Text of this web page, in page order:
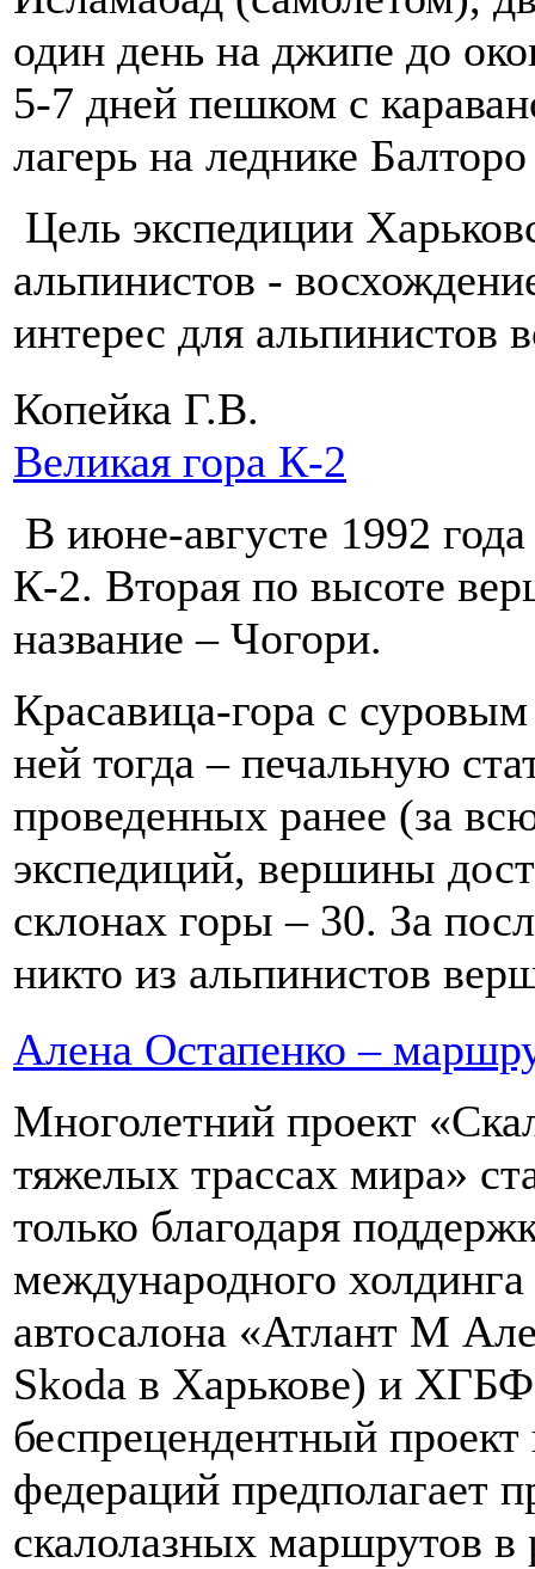
один день на джипе до
5-7 дней пешком с
лагерь на леднике
Цель экспедиции
альпинистов -
интерес для альпинистов
Копейка Г.В.
Великая гора К-2
В июне-августе 1992
К-2. Вторая по высоте
название – Чогори.
Красавица-гора с
ней тогда – печальную
проведенных ранее (за
экспедиций, вершины
склонах горы – 30. За
никто из альпинистов
Алена Остапенко –
Многолетний проект
тяжелых трассах мира»
только благодаря
международного
автосалона «Атлант М
Skoda в Харькове) и
беспрецендентный
федераций предполагает
скалолазных маршрутов